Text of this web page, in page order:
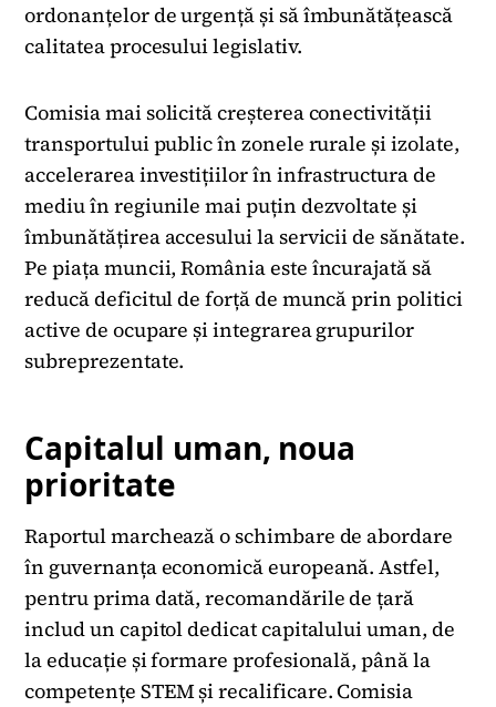
ordonanțelor de urgență și să îmbunătățească
calitatea procesului legislativ.
Comisia mai solicită creșterea conectivității
transportului public în zonele rurale și izolate,
accelerarea investițiilor în infrastructura de
mediu în regiunile mai puțin dezvoltate și
îmbunătățirea accesului la servicii de sănătate.
Pe piața muncii, România este încurajată să
reducă deficitul de forță de muncă prin politici
active de ocupare și integrarea grupurilor
subreprezentate.
Capitalul uman, noua
prioritate
Raportul marchează o schimbare de abordare
în guvernanța economică europeană. Astfel,
pentru prima dată, recomandările de țară
includ un capitol dedicat capitalului uman, de
la educație și formare profesională, până la
competențe STEM și recalificare. Comisia